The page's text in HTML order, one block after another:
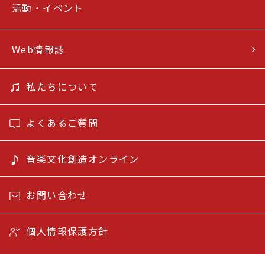
活動・イベント
Web情報誌
私たちについて
よくあるご質問
音楽文化創造オンライン
お問い合わせ
個人情報保護方針